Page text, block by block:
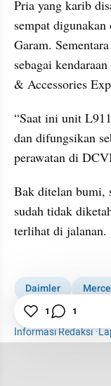
Pria yang karib
sempat
Garam.
sebagai
& Accessories
“Saat ini unit
dan difungsikan
perawatan di
Bak ditelan bumi,
sudah tidak
terlihat di jalanan.
Daimler
Truk
Informasi Redaksi·
1 1